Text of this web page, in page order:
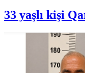
33 yaşlı kişi